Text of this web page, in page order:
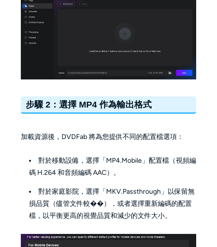
步驟 2：選擇 MP4 作為輸出格式
加載資源後，DVDFab 將為您提供不同的配置檔選項：
對於移動設備，選擇「MP4.Mobile」配置檔（視頻編
碼 H.264 和音頻編碼 AAC）。
對於家庭影院，選擇「MKV.Passthrough」以保留無
損品質（儘管文件較��），或者選擇重新編碼的配置
檔，以平衡更高的視覺品質和減少的文件大小。